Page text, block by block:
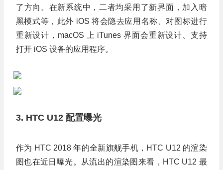
了方向。在新系统中，二者均采用了新界面，加入暗
黑模式等，此外 iOS 将会隐去应用名称、对图标进行
重新设计，macOS 上 iTunes 界面会重新设计、支持
打开 iOS 设备的应用程序。
3. HTC U12 配置曝光
作为 HTC 2018 年的全新旗舰手机，HTC U12 的渲染
图也在近日曝光。从流出的渲染图来看，HTC U12 最